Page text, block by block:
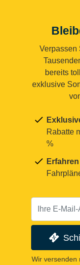
Verpassen
bereits
exklusive
Rabatte
%
Wir versenden